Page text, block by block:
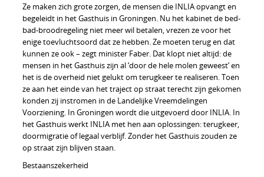
Ze maken zich grote zorgen, de mensen die INLIA opvangt en
begeleidt in het Gasthuis in Groningen. Nu het kabinet de bed-
bad-broodregeling niet meer wil betalen, vrezen ze voor het
enige toevluchtsoord dat ze hebben. Ze moeten terug en dat
kunnen ze ook – zegt minister Faber. Dat klopt niet altijd: de
mensen in het Gasthuis zijn al ‘door de hele molen geweest’ en
het is de overheid niet gelukt om terugkeer te realiseren. Toen
ze aan het einde van het traject op straat terecht zijn gekomen
konden zij instromen in de Landelijke Vreemdelingen
Voorziening. In Groningen wordt die uitgevoerd door INLIA. In
het Gasthuis werkt INLIA met hen aan oplossingen: terugkeer,
doormigratie of legaal verblijf. Zonder het Gasthuis zouden ze
op straat zijn blijven staan.
Bestaanszekerheid